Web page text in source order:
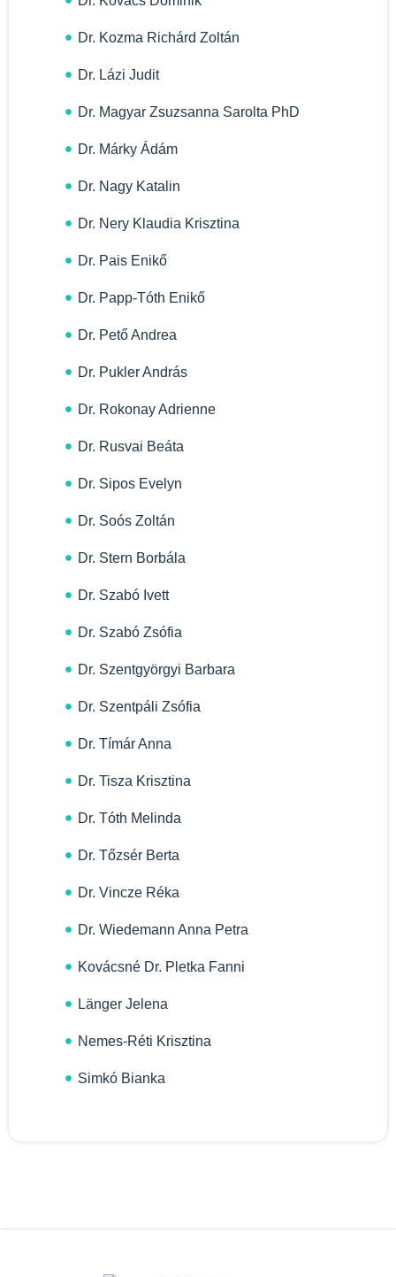
Dr. Kozma Richárd Zoltán
Dr. Lázi Judit
Dr. Magyar Zsuzsanna Sarolta PhD
Dr. Márky Ádám
Dr. Nagy Katalin
Dr. Nery Klaudia Krisztina
Dr. Pais Enikő
Dr. Papp-Tóth Enikő
Dr. Pető Andrea
Dr. Pukler András
Dr. Rokonay Adrienne
Dr. Rusvai Beáta
Dr. Sipos Evelyn
Dr. Soós Zoltán
Dr. Stern Borbála
Dr. Szabó Ivett
Dr. Szabó Zsófia
Dr. Szentgyörgyi Barbara
Dr. Szentpáli Zsófia
Dr. Tímár Anna
Dr. Tisza Krisztina
Dr. Tóth Melinda
Dr. Tőzsér Berta
Dr. Vincze Réka
Dr. Wiedemann Anna Petra
Kovácsné Dr. Pletka Fanni
Länger Jelena
Nemes-Réti Krisztina
Simkó Bianka